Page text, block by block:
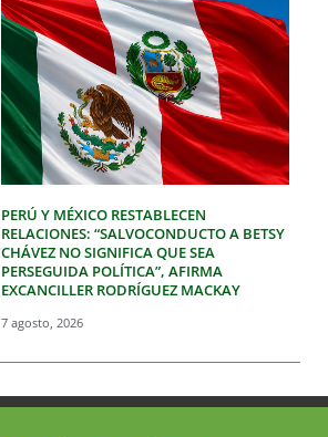
PERÚ Y MÉXICO RESTABLECEN
RELACIONES: “SALVOCONDUCTO A BETSY
CHÁVEZ NO SIGNIFICA QUE SEA
PERSEGUIDA POLÍTICA”, AFIRMA
EXCANCILLER RODRÍGUEZ MACKAY
7 agosto, 2026